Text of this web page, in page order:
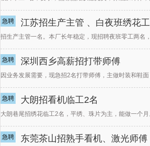
急聘 江苏招生产主管 、白夜班绣花工
急聘 深圳西乡高薪招打带师傅
急聘 大朗招看机临工2名
急聘 东莞茶山招熟手看机、激光师傅